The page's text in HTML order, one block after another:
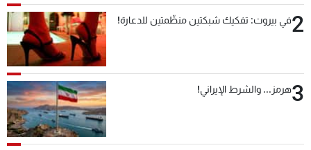
2في بيروت: تفكيك شبكتين منظّمتين للدعارة!
3هرمز... والشرط الإيراني!